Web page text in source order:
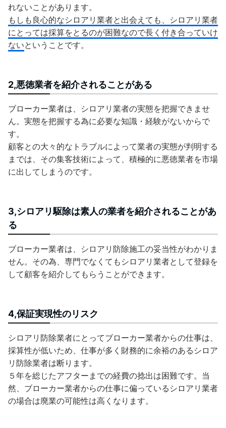
れないことがあります。
もしも良心的なシロアリ業者と出会えても、シロアリ業者
にとっては採算をとるのが困難なので長く付き合っていけ
ないということです。
2,悪徳業者を紹介されることがある
ブローカー業者は、シロアリ業者の実態を把握できませ
ん。実態を把握する為に必要な知識・経験がないからで
す。
顧客との大々的なトラブルによって業者の実態が判明する
までは、その集客技術によって、積極的に悪徳業者を市場
に出してしまうのです。
3,シロアリ駆除は素人の業者を紹介されることがあ
る
ブローカー業者は、シロアリ防除施工の妥当性がわかりま
せん。その為、専門でなくてもシロアリ業者として登録を
して顧客を紹介してもらうことができます。
4,保証実現性のリスク
シロアリ防除業者にとってブローカー業者からの仕事は、
採算性が低いため、仕事が多く財務的に余裕のあるシロア
リ防除業者は断ります。
５年を総じたアフターまでの経費の捻出は困難です。当
然、ブローカー業者からの仕事に偏っているシロアリ業者
の場合は廃業の可能性は高くなります。